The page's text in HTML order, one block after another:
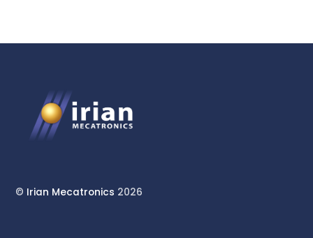
© Irian Mecatronics 2026